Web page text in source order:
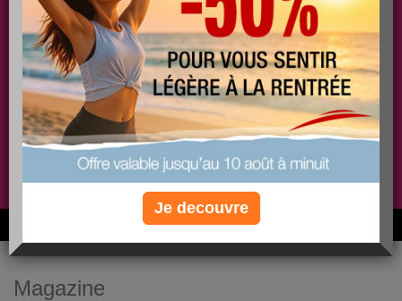
PLUS
EFFICACE
PLUS
SANTÉ
PLUS
COACHING
Non, je préfère le régime gratuit
6M de personnes ont maigri et réappris à manger avec nous
Magazine
Je decouvre